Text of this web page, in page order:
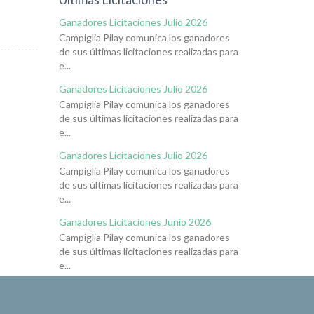
Ganadores Licitaciones Julio 2026
Campiglia Pilay comunica los ganadores
de sus últimas licitaciones realizadas para
e...
Ganadores Licitaciones Julio 2026
Campiglia Pilay comunica los ganadores
de sus últimas licitaciones realizadas para
e...
Ganadores Licitaciones Julio 2026
Campiglia Pilay comunica los ganadores
de sus últimas licitaciones realizadas para
e...
Ganadores Licitaciones Junio 2026
Campiglia Pilay comunica los ganadores
de sus últimas licitaciones realizadas para
e...